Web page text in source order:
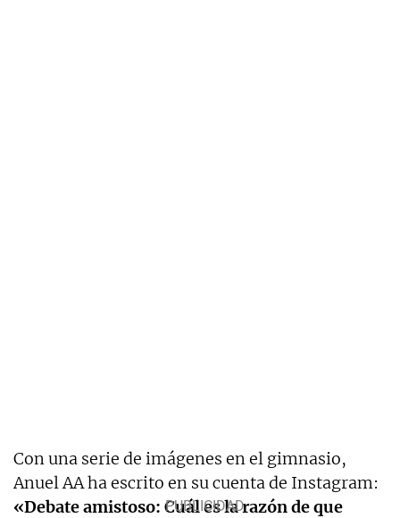
Con una serie de imágenes en el gimnasio,
Anuel AA ha escrito en su cuenta de Instagram:
«Debate amistoso: Cuál es la razón de que